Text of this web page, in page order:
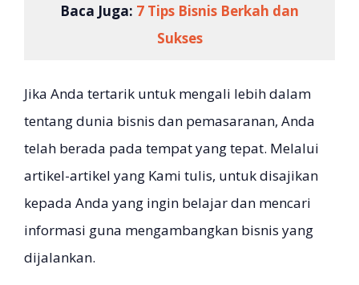
Baca Juga: 7 Tips Bisnis Berkah dan
Sukses
Jika Anda tertarik untuk mengali lebih dalam
tentang dunia bisnis dan pemasaranan, Anda
telah berada pada tempat yang tepat. Melalui
artikel-artikel yang Kami tulis, untuk disajikan
kepada Anda yang ingin belajar dan mencari
informasi guna mengambangkan bisnis yang
dijalankan.